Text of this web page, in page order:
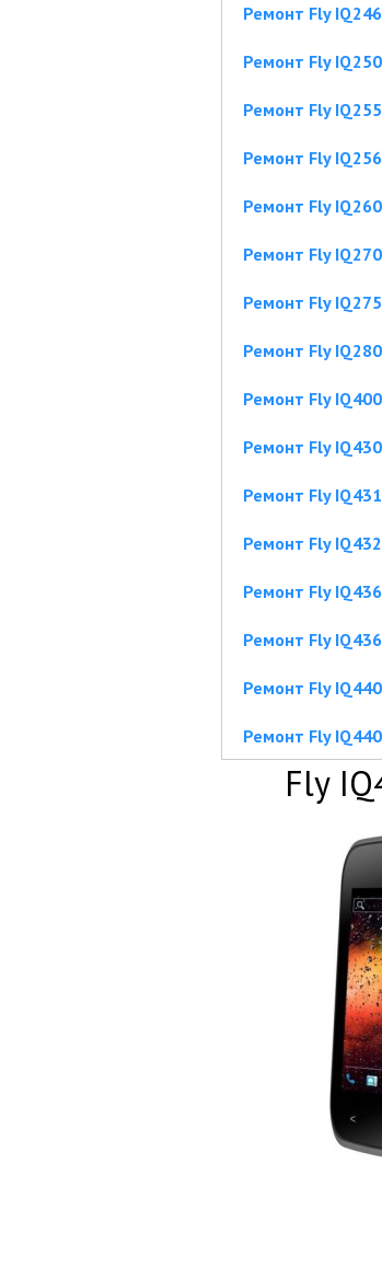
Ремонт Fly
Ремонт Fly
Ремонт Fly
Ремонт Fly
Ремонт Fly
Ремонт Fly IQ270
Ремонт Fly
Ремонт Fly
Ремонт Fly
Ремонт Fly
Ремонт Fly
Ремонт Fly
Ремонт Fly IQ436
Ремонт Fly
Ремонт Fly
Ремонт Fly
Fly